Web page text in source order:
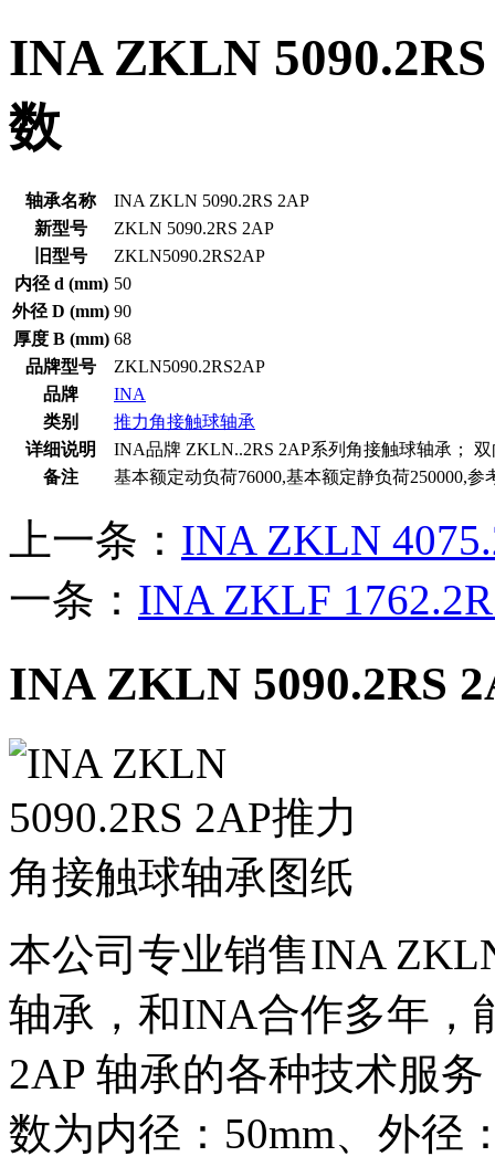
INA ZKLN
数
轴承名称
INA ZKLN 5090.2RS 2AP
新型号
ZKLN 5090.2RS 2AP
旧型号
ZKLN5090.2RS2AP
内径 d (mm) 50
外径 D (mm) 90
厚度 B (mm) 68
品牌型号
ZKLN5090.2RS2AP
品牌
INA
类别
推力角接触球轴承
详细说明
INA品牌 ZKLN..2RS 2AP系列角接触球轴承；
备注
基本额定动负荷76000,基本额定静负荷250000,参
上一条： INA ZKLN
一条： INA ZKLF
INA ZKLN 5090.2RS
本公司专业销售INA
轴承，和INA合作多年，
2AP 轴承的各种技术服
数为内径：50mm、外径